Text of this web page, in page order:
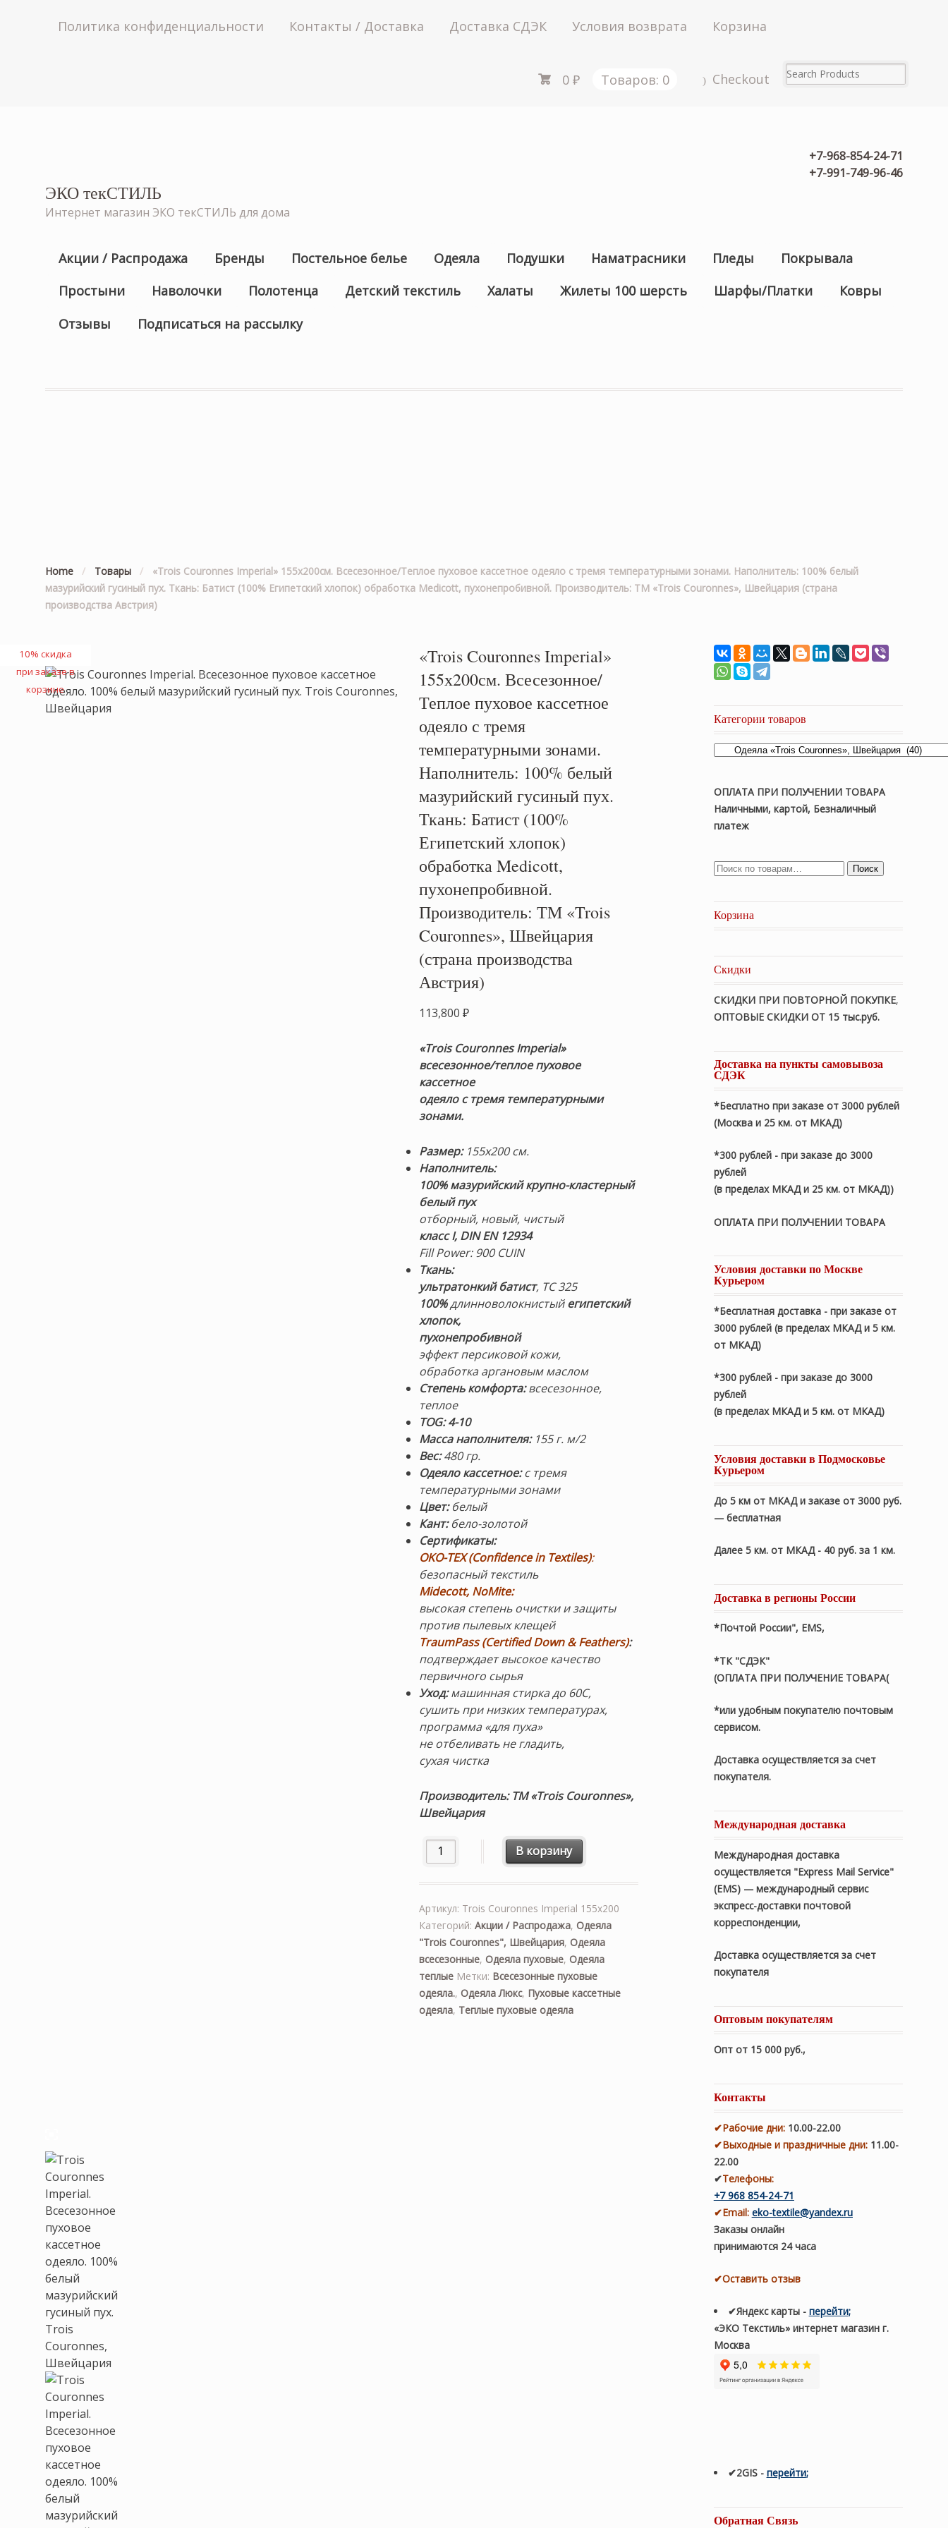
Политика конфиденциальности Контакты / Доставка Доставка СДЭК Условия возврата Корзина
0₽ Товаров: 0 Checkout
+7-968-854-24-71
+7-991-749-96-46
ЭКО текСТИЛЬ
Интернет магазин ЭКО текСТИЛЬ для дома
Акции / Распродажа Бренды Постельное белье Одеяла Подушки Наматрасники Пледы
Покрывала
Простыни
Наволочки Полотенца Детский текстиль Халаты Жилеты 100 шерсть Шарфы/Платки
Ковры
Отзывы
Подписаться на рассылку
Home / Товары /
«Trois Couronnes Imperial» 155х200см. Всесезонное/Теплое пуховое кассетное одеяло с тремя температурными зонами. Наполнитель: 100% белый
мазурийский гусиный пух. Ткань: Батист (100% Египетский хлопок) обработка Medicott, пухонепробивной. Производитель: ТМ «Trois Couronnes», Швейцария (страна
производства Австрия)
10% скидка
при заказе в
корзине
«Trois Couronnes Imperial»
155х200см. Всесезонное/
Теплое пуховое кассетное
одеяло с тремя
температурными зонами.
Наполнитель: 100% белый
мазурийский гусиный пух.
Ткань: Батист (100%
Египетский хлопок)
обработка Medicott,
пухонепробивной.
Производитель: ТМ «Trois
Couronnes», Швейцария
(страна производства
Австрия)
113,800₽
«Trois Couronnes Imperial»
всесезонное/теплоепуховое
кассетное
одеялос тремя температурными
зонами.
Размер:155х200 см.
Наполнитель:
100% мазурийский крупно-кластерный
белый пух
отборный, новый, чистый
класс I, DIN EN 12934
Fill Power: 900 CUIN
Ткань:
ультратонкий батист, TC 325
100%длинноволокнистыйегипетский
хлопок,
пухонепробивной
эффект персиковой кожи,
обработка аргановым маслом
Степень комфорта:всесезонное,
теплое
TOG: 4-10
Масса наполнителя:155 г. м/2
Вес:480 гр.
Одеяло кассетное:с тремя
температурными зонами
Цвет:белый
Кант:бело-золотой
Сертификаты:
OKO-TEX (Confidence in Textiles):
безопасный текстиль
Midecott, NoMite:
высокая степень очистки и защиты
против пылевых клещей
TraumPass (Certified Down & Feathers):
подтверждает высокое качество
первичного сырья
Уход:машинная стирка до 60С,
сушить при низких температурах,
программа «для пуха»
не отбеливать не гладить,
сухая чистка
Производитель: ТМ «Trois Couronnes»,
Швейцария
Количество товара «Trois Couronnes Imperial» 155х200см. Всесезонное/Теплое пуховое
В корзину
Артикул: Trois Couronnes Imperial 155x200
Категорий:Акции / Распродажа, Одеяла
"Trois Couronnes", Швейцария, Одеяла
всесезонные, Одеяла пуховые, Одеяла
теплые Метки: Всесезонные пуховые
одеяла., Одеяла Люкс, Пуховые кассетные
одеяла, Теплые пуховые одеяла
Категории товаров
ОПЛАТА ПРИ ПОЛУЧЕНИИ ТОВАРА
Наличными, картой, Безналичный
платеж
Поиск
Корзина
Скидки
СКИДКИ ПРИ ПОВТОРНОЙ ПОКУПКЕ,
ОПТОВЫЕ СКИДКИ ОТ 15 тыс.руб.
Доставка на пункты самовывоза
СДЭК
*Бесплатно при заказе от 3000 рублей
(Москва и 25 км. от МКАД)
*300 рублей - при заказе до 3000
рублей
(в пределах МКАД и 25 км. от МКАД))
ОПЛАТА ПРИ ПОЛУЧЕНИИ ТОВАРА
Условия доставки по Москве
Курьером
*Бесплатная доставка - при заказе от
3000 рублей (в пределах МКАД и 5 км.
от МКАД)
*300 рублей - при заказе до 3000
рублей
(в пределах МКАД и 5 км. от МКАД)
Условия доставки в Подмосковье
Курьером
До 5 км от МКАД и заказе от 3000 руб.
— бесплатная
Далее 5 км. от МКАД - 40 руб. за 1 км.
Доставка в регионы России
*Почтой России", EMS,
*ТК "СДЭК"
(ОПЛАТА ПРИ ПОЛУЧЕНИЕ ТОВАРА(
*или удобным покупателю почтовым
сервисом.
Доставка осуществляется за счет
покупателя.
Международная доставка
Международная доставка
осуществляется "Express Mail Service"
(EMS) — международный сервис
экспресс-доставки почтовой
корреспонденции,
Доставка осуществляется за счет
покупателя
Оптовым покупателям
Опт от 15 000 руб.,
Контакты
✔Рабочие дни: 10.00-22.00
✔Выходные и праздничные дни:11.00-
22.00
✔Телефоны:
+7 968 854-24-71
✔Email: eko-textile@yandex.ru
Заказы онлайн
принимаются 24 часа
✔Оставить отзыв
✔Яндекс карты- перейти;
«ЭКО Текстиль» интернет магазин г.
Москва
✔2GIS- перейти;
Обратная Связь